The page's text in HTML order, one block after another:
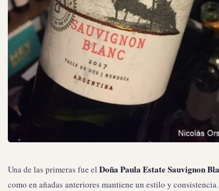
Una de las primeras fue el Doña Paula Estate Sauvignon
como en añadas anteriores mantiene un estilo y consistencia.